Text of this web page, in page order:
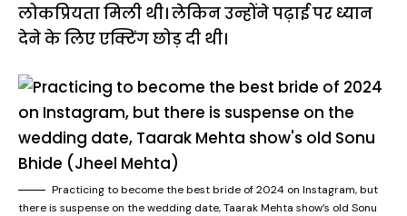
लोकप्रियता मिली थी। लेकिन उन्होंने पढ़ाई पर ध्यान
देने के लिए एक्टिंग छोड़ दी थी।
Practicing to become the best bride of 2024 on Instagram, but
there is suspense on the wedding date, Taarak Mehta show’s old Sonu